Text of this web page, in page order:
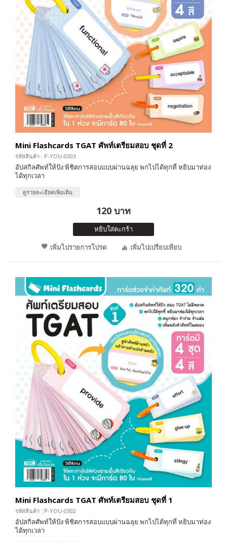
Mini Flashcards TGAT ศัพท์เตรียมสอบ ชุดที่ 2
รหัสสินค้า : P-YOU-0303
อัปสกิลศัพท์ให้ปัง พิชิตการสอบแบบผ่านฉลุย พกไปได้ทุกที่ หยิบมาท่อง
ได้ทุกเวลา
ดูรายละเอียดเพิ่มเติม
120 บาท
หยิบใส่ตะกร้า
เพิ่มไปรายการโปรด
เพิ่มไปเปรียบเทียบ
Mini Flashcards TGAT ศัพท์เตรียมสอบ ชุดที่ 1
รหัสสินค้า : P-YOU-0302
อัปสกิลศัพท์ให้ปัง พิชิตการสอบแบบผ่านฉลุย พกไปได้ทุกที่ หยิบมาท่อง
ได้ทุกเวลา